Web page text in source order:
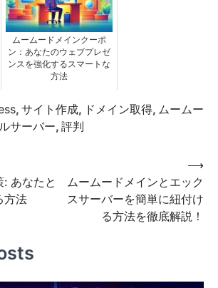
ムームードメインクーポ
ン：あなたのウェブプレゼ
ンスを強化するスマートな
方法
, サイト作成, ドメイン取得, ムームー
サーバー, 評判
あなたと
方法
ムームードメインとエック
スサーバーを簡単に紐付け
る方法を徹底解説！
⟶